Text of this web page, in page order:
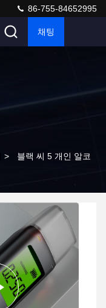
86-755-84652995
채팅
> 블랙 씨 5 개인 알코